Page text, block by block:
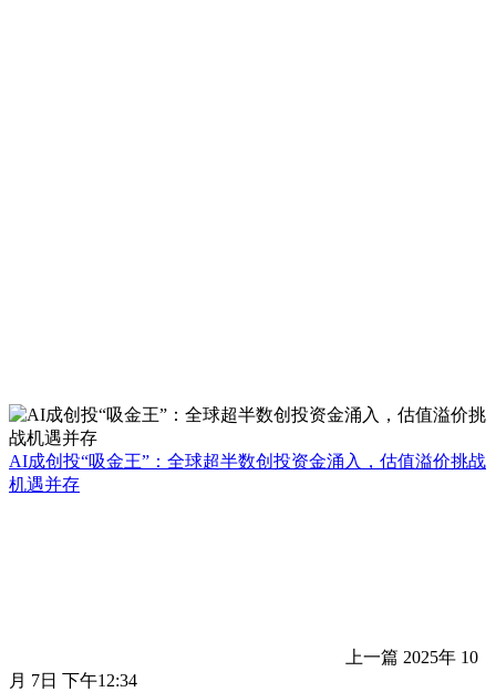
AI成创投“吸金王”：全球超半数创投资金涌入，估值溢价挑战
机遇并存
上一篇 2025年 10
月 7日 下午12:34